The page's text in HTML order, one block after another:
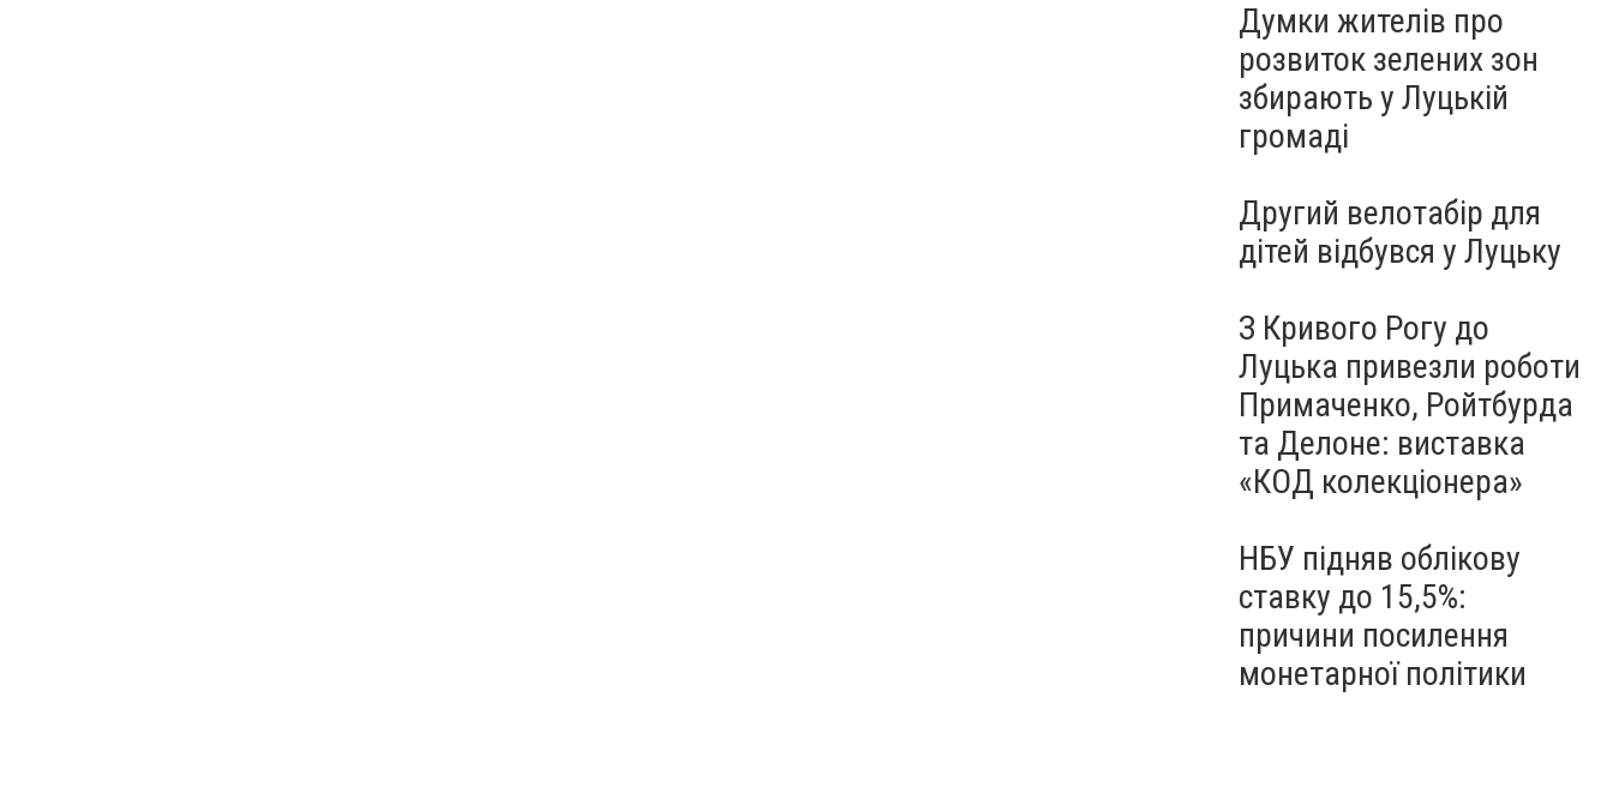
Думки жителів про
розвиток зелених зон
збирають у Луцькій
громаді
Другий велотабір для
дітей відбувся у Луцьку
З Кривого Рогу до
Луцька привезли роботи
Примаченко, Ройтбурда
та Делоне: виставка
«КОД колекціонера»
НБУ підняв облікову
ставку до 15,5%:
причини посилення
монетарної політики